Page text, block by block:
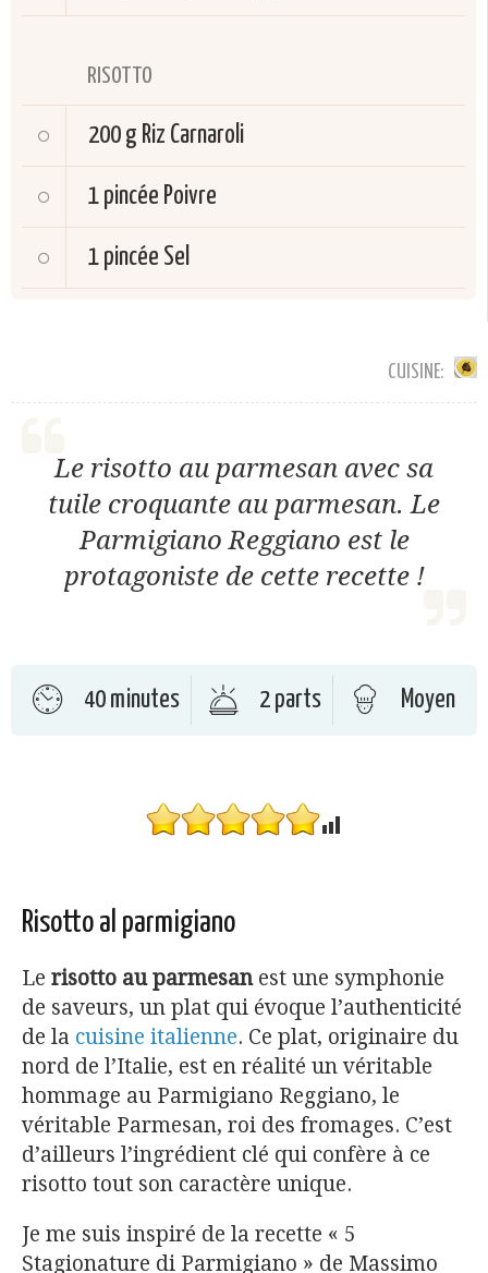
RISOTTO
200 g Riz Carnaroli
1 pincée Poivre
1 pincée Sel
CUISINE:
Le risotto au parmesan avec sa
tuile croquante au parmesan. Le
Parmigiano Reggiano est le
protagoniste de cette recette !
40 minutes 2 parts Moyen
Risotto al parmigiano
Le risotto au parmesanest une symphonie
de saveurs, un plat qui évoque l’authenticité
de la cuisine italienne. Ce plat, originaire du
nord de l’Italie, est en réalité un véritable
hommage au Parmigiano Reggiano, le
véritable Parmesan, roi des fromages. C’est
d’ailleurs l’ingrédient clé qui confère à ce
risotto tout son caractère unique.
Je me suis inspiré de la recette « 5
Stagionature di Parmigiano » de Massimo